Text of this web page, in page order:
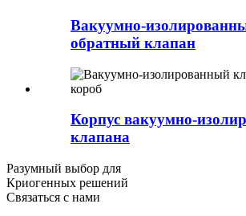
Вакуумно-
обратный клапан
Корпус вакуумно-
клапана
Разумный выбор для
Криогенных решений
Связаться с нами